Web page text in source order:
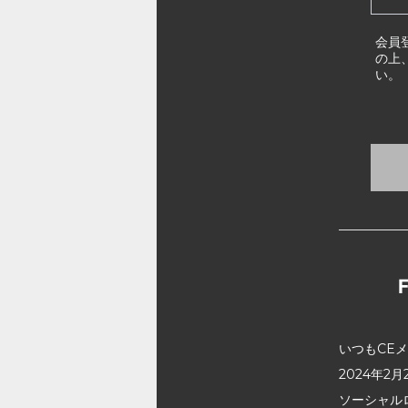
会員
の上
い。
いつもCE
2024年2月
ソーシャ